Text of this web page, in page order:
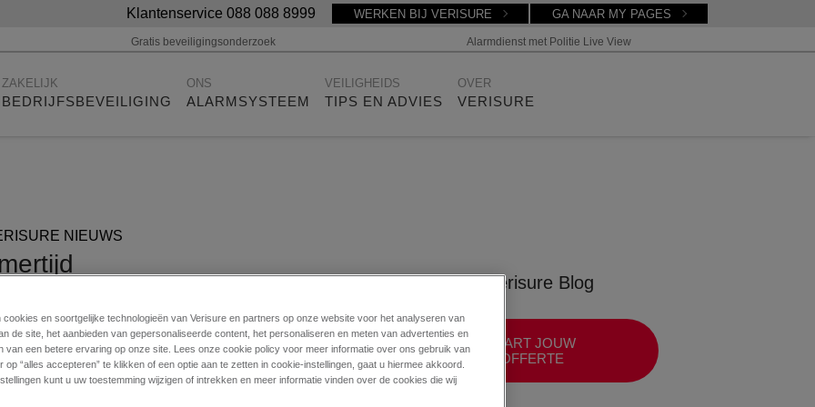
Klantenservice 088 088 8999 WERKEN BIJ VERISURE GA NAAR MY PAGES
Gratis beveiligingsonderzoek Alarmdienst met Politie Live View
BEDRIJFSBEVEILIGING
ZAKELIJK
ALARMSYSTEEM
ONS
TIPS EN ADVIES
VEILIGHEIDS
VERISURE
OVER
NIEUWS
Verisure Blog
START JOUW
OFFERTE
cookies en soortgelijke technologieën van Verisure en partners op onze website voor het analyseren van
de site, het aanbieden van gepersonaliseerde content, het personaliseren en meten van advertenties en
van een betere ervaring op onze site. Lees onze cookie policy voor meer informatie over ons gebruik van
op “alles accepteren” te klikken of een optie aan te zetten in cookie-instellingen, gaat u hiermee akkoord.
kunt u uw toestemming wijzigen of intrekken en meer informatie vinden over de cookies die wij